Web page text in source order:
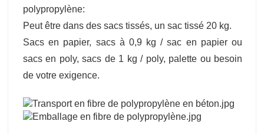
polypropylène:
Peut être dans des sacs tissés, un sac tissé 20 kg.
Sacs en papier, sacs à 0,9 kg / sac en papier ou
sacs en poly, sacs de 1 kg / poly, palette ou besoin
de votre exigence.